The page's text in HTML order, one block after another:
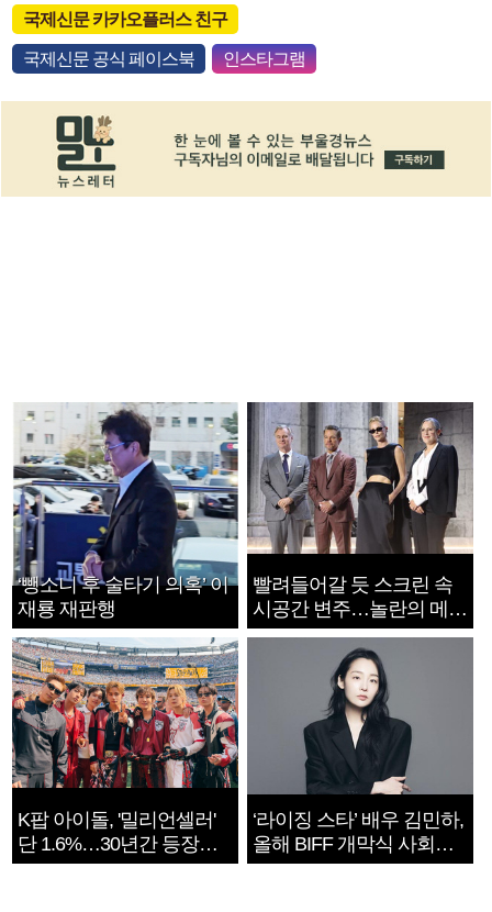
국제신문 카카오플러스 친구
국제신문 공식 페이스북 인스타그램
‘뺑소니 후 술타기 의혹’ 이
재룡 재판행
빨려들어갈 듯 스크린 속
시공간 변주…놀란의 메시
지는 ‘전쟁 속죄’
K팝 아이돌, '밀리언셀러'
단 1.6%…30년간 등장
1182개팀 전수조사
‘라이징 스타’ 배우 김민하,
올해 BIFF 개막식 사회자
확정